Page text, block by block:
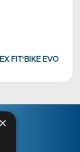
FIT'BIKE EVO
×